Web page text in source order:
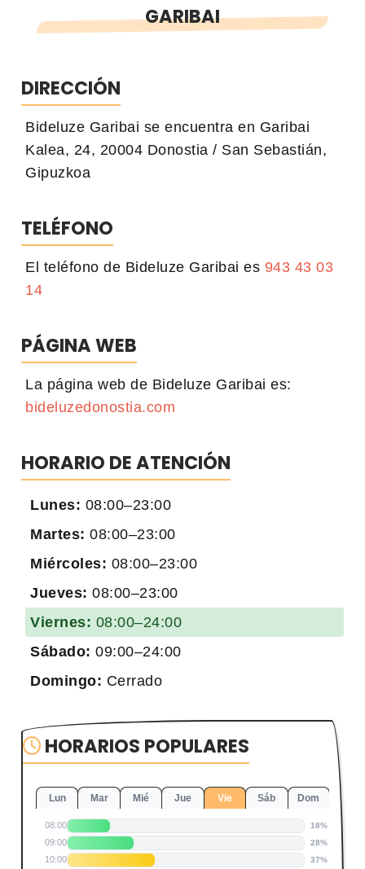
GARIBAI
DIRECCIÓN
Bideluze Garibai se encuentra en Garibai
Kalea, 24, 20004 Donostia / San Sebastián,
Gipuzkoa
TELÉFONO
El teléfono de Bideluze Garibai es 943 43 03
14
PÁGINA WEB
La página web de Bideluze Garibai es:
bideluzedonostia.com
HORARIO DE ATENCIÓN
Lunes: 08:00–23:00
Martes: 08:00–23:00
Miércoles: 08:00–23:00
Jueves: 08:00–23:00
Viernes: 08:00–24:00
Sábado: 09:00–24:00
Domingo: Cerrado
HORARIOS POPULARES
Lun Mar Mié Jue Vie Sáb Dom
08:00 18%
09:00 28%
10:00 37%